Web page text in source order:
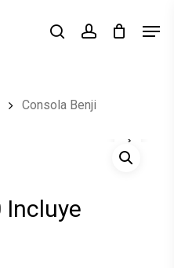
searchaccount
Consola Benji
ElIncluye